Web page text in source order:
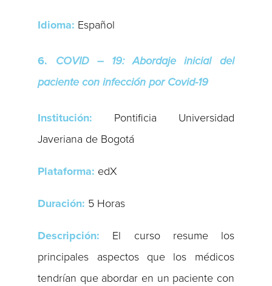
Idioma: Español
6. COVID – 19: Abordaje inicial del
paciente con infección por Covid-19
Institución: Pontificia Universidad
Javeriana de Bogotá
Plataforma: edX
Duración: 5 Horas
Descripción: El curso resume los
principales aspectos que los médicos
tendrían que abordar en un paciente con